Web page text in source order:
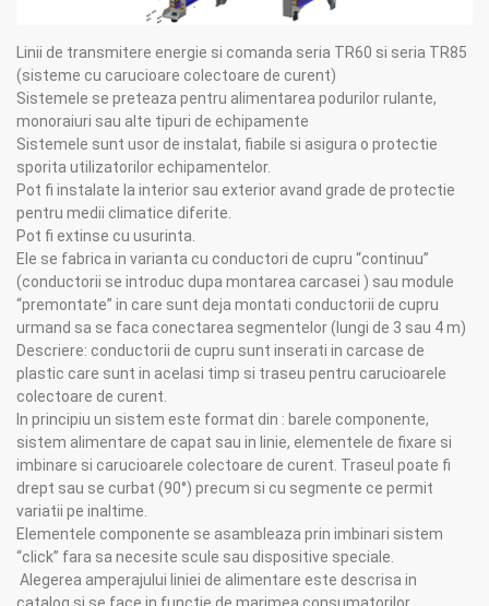
Linii de transmitere energie si comanda seria TR60 si seria TR85
(sisteme cu carucioare colectoare de curent)
Sistemele se preteaza pentru alimentarea podurilor rulante,
monoraiuri sau alte tipuri de echipamente
Sistemele sunt usor de instalat, fiabile si asigura o protectie
sporita utilizatorilor echipamentelor.
Pot fi instalate la interior sau exterior avand grade de protectie
pentru medii climatice diferite.
Pot fi extinse cu usurinta.
Ele se fabrica in varianta cu conductori de cupru “continuu”
(conductorii se introduc dupa montarea carcasei ) sau module
“premontate” in care sunt deja montati conductorii de cupru
urmand sa se faca conectarea segmentelor (lungi de 3 sau 4 m)
Descriere: conductorii de cupru sunt inserati in carcase de
plastic care sunt in acelasi timp si traseu pentru carucioarele
colectoare de curent.
In principiu un sistem este format din : barele componente,
sistem alimentare de capat sau in linie, elementele de fixare si
imbinare si carucioarele colectoare de curent. Traseul poate fi
drept sau se curbat (90°) precum si cu segmente ce permit
variatii pe inaltime.
Elementele componente se asambleaza prin imbinari sistem
“click” fara sa necesite scule sau dispositive speciale.
Alegerea amperajului liniei de alimentare este descrisa in